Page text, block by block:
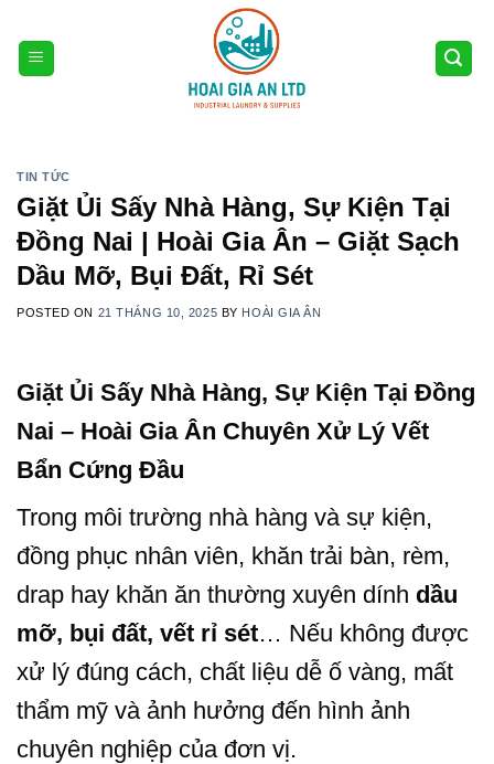
content
TIN TỨC
Giặt Ủi Sấy Nhà Hàng, Sự Kiện Tại
Đồng Nai | Hoài Gia Ân – Giặt Sạch
Dầu Mỡ, Bụi Đất, Rỉ Sét
POSTED ON 21 THÁNG 10, 2025 BY HOÀI GIA ÂN
Giặt Ủi Sấy Nhà Hàng, Sự Kiện Tại Đồng
Nai – Hoài Gia Ân Chuyên Xử Lý Vết
Bẩn Cứng Đầu
Trong môi trường nhà hàng và sự kiện,
đồng phục nhân viên, khăn trải bàn, rèm,
drap hay khăn ăn thường xuyên dính dầu
mỡ, bụi đất, vết rỉ sét… Nếu không được
xử lý đúng cách, chất liệu dễ ố vàng, mất
thẩm mỹ và ảnh hưởng đến hình ảnh
chuyên nghiệp của đơn vị.